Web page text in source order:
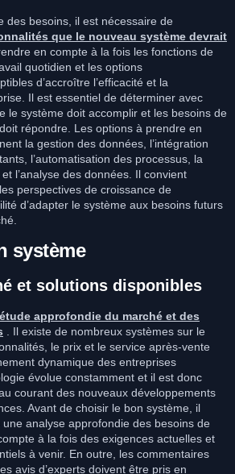
des besoins, il est nécessaire de
que le nouveau système devrait
en compte à la fois les fonctions de
quotidien et les options
d’accroître l’efficacité et la
Il est essentiel de déterminer avec
le système doit accomplir et les besoins de
répondre. Les options à prendre en
la gestion des données, l’intégration
l’automatisation des processus, la
l’analyse des données. Il convient
perspectives de croissance de
d’adapter le système aux besoins futurs
système
et solutions disponibles
approfondie du marché et des
. Il existe de nombreux systèmes sur le
le prix et le service après-vente
dynamique des entreprises
évolue constamment et il est donc
courant des nouveaux développements
Avant de choisir le bon système, il
analyse approfondie des besoins de
à la fois des exigences actuelles et
à venir. En outre, les commentaires
avis d’experts doivent être pris en